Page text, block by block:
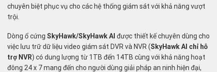
chuyên biệt phục vụ cho các hệ thống giám sát với khả năng vượt
trội.
Dòng ổ cứng SkyHawk/SkyHawk AI được thiết kế chuyên dùng cho
việc lưu trữ dữ liệu video giám sát DVR và NVR (SkyHawk AI chỉ hỗ
trợ NVR) có dung lượng từ 1TB đến 14TB cùng với khả năng hoạt
đông 24 x 7 mang đến cho người dùng giải pháp an ninh hiện đại,